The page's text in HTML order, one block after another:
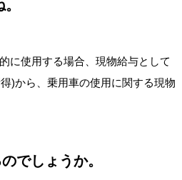
に使用する場合、現物給与として
)から、乗用車の使用に関する現物
でしょうか。